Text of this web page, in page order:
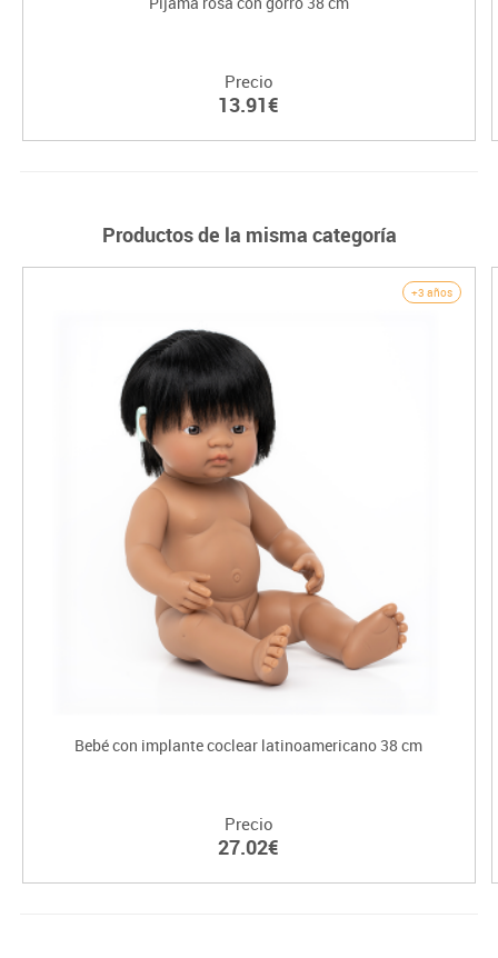
Precio
13.91€
Productos de la misma categoría
+3 años
Bebé con implante coclear latinoamericano 38 cm
Precio
27.02€